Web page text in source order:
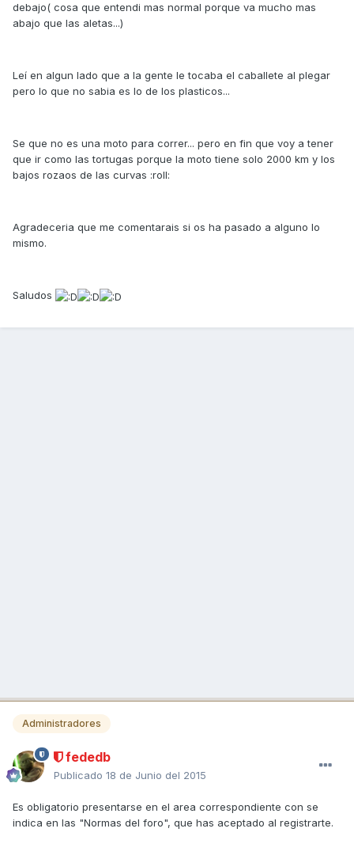
debajo( cosa que entendi mas normal porque va mucho mas
abajo que las aletas...)
Leí en algun lado que a la gente le tocaba el caballete al plegar
pero lo que no sabia es lo de los plasticos...
Se que no es una moto para correr... pero en fin que voy a tener
que ir como las tortugas porque la moto tiene solo 2000 km y los
bajos rozaos de las curvas :roll:
Agradeceria que me comentarais si os ha pasado a alguno lo
mismo.
Saludos
Administradores
fededb
Publicado 18 de Junio del 2015
Es obligatorio presentarse en el area correspondiente con se
indica en las "Normas del foro", que has aceptado al registrarte.